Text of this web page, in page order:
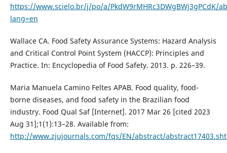
https://www.scielo.br/j/po/a/PkdW9rMHRc3DWgBWj3gPCdK/
lang=en
Wallace CA. Food Safety Assurance Systems: Hazard Analysis
and Critical Control Point System (HACCP): Principles and
Practice. In: Encyclopedia of Food Safety. 2013. p. 226–39.
Maria Manuela Camino Feltes APAB. Food quality, food-
borne diseases, and food safety in the Brazilian food
industry. Food Qual Saf [Internet]. 2017 Mar 26 [cited 2023
Aug 31];1(1):13–28. Available from:
http://www.zjujournals.com/fqs/EN/abstract/